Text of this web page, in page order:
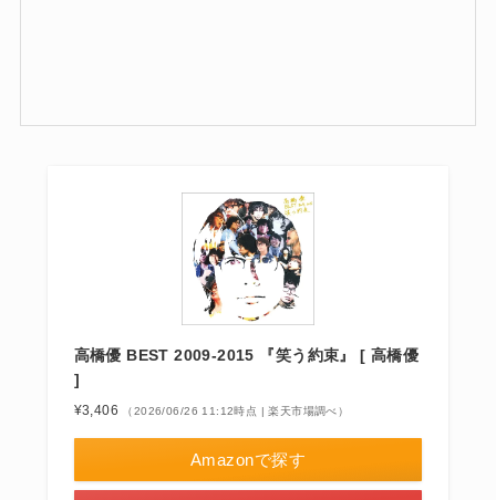
高橋優 BEST 2009-2015 『笑う約束』 [ 高橋優
]
¥3,406 （2026/06/26 11:12時点 | 楽天市場調べ）
Amazonで探す